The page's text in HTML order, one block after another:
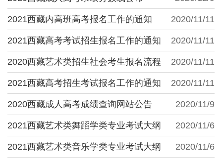
2020/11/11
2021西藏内高班高考报名工作的通知
2020/11/11
2021西藏高考考试招生报名工作的通知
2020/11/11
2020西藏艺术类招生社会考生报名流程
2020/11/11
2021西藏高考招生考试报名工作的通知
2020/11/9
2020西藏成人高考成绩查询网站公告
2020/11/6
2021西藏艺术类舞蹈学类专业考试大纲
2020/11/6
2021西藏艺术类音乐学类专业考试大纲